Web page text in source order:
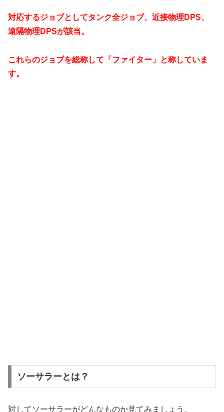
対応するジョブとしてタンク全ジョブ、近接物理DPS、
遠隔物理DPSが該当。
これらのジョブを総称して「ファイター」と称していま
す。
ソーサラーとは？
対してソーサラーがどんなものか見てみましょう。